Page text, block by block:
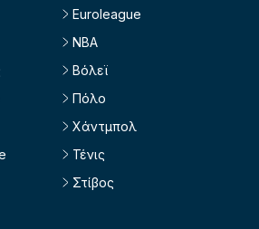
Euroleague
NBA
Βόλεϊ
Πόλο
Χάντμπολ
Τένις
Στίβος